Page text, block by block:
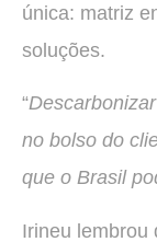
única: matriz
soluções.
“
no bolso do
que o Brasil
Irineu lembrou